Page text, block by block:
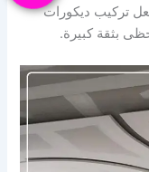
تركيب ديكورات
بثقة كبيرة.